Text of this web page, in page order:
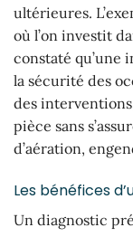
ultérieures.
où l’on investit
constaté qu’une
la sécurité des
des
pièce sans
d’aération,
Les bénéfices
Un diagnostic